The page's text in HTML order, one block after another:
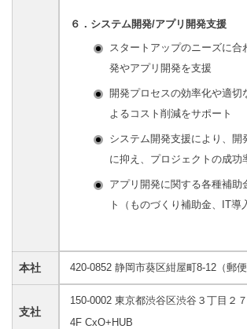
６．システム開発/アプリ開発支援
スタートアップのニーズに合
発やアプリ開発を支援
開発プロセスの効率化や適切
よるコスト削減をサポート
システム開発支援により、開
に抑え、プロジェクトの成功
アプリ開発に関する各種補助
ト（ものづくり補助金、IT導
本社 420-0852 静岡市葵区紺屋町8-12（郵便
支社
150-0002 東京都渋谷区渋谷３丁目２
4F CxO+HUB